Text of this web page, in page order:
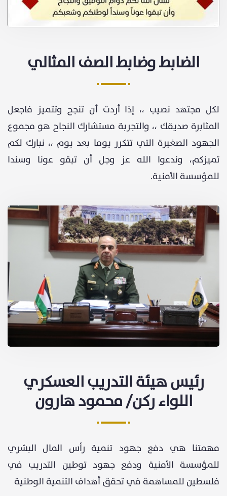
الضابط وضابط الصف المثالي
لكل مجتهد نصيب ،، إذا أردت أن تنجح وتتميز فاجعل
المثابرة صديقك ،، والتجربة مستشارك النجاح هو مجموع
الجهود الصغيرة التي تتكرر يوما بعد يوم ،، نبارك لكم
تميزكم، وندعوا الله عز وجل أن تبقو عونا وسندا
للمؤسسة الأمنية.
رئيس هيئة التدريب العسكري
اللواء ركن/ محمود هارون
مهمتنا هي دفع جهود تنمية رأس المال البشري
للمؤسسة الأمنية ودفع جهود توطين التدريب في
فلسطين للمساهمة في تحقق أهداف التنمية الوطنية